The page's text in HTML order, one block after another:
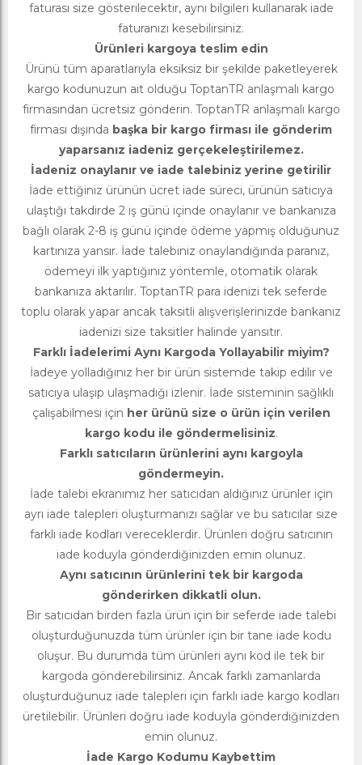
faturası size gösterilecektir, aynı bilgileri kullanarak iade
faturanızı kesebilirsiniz.
Ürünleri kargoya teslim edin
Ürünü tüm aparatlarıyla eksiksiz bir şekilde paketleyerek
kargo kodunuzun ait olduğu ToptanTR anlaşmalı kargo
firmasından ücretsiz gönderin. ToptanTR anlaşmalı kargo
firması dışında başka bir kargo firması ile gönderim
yaparsanız iadeniz gerçekeleştirilemez.
İadeniz onaylanır ve iade talebiniz yerine getirilir
İade ettiğiniz ürünün ücret iade süreci, ürünün satıcıya
ulaştığı takdirde 2 iş günü içinde onaylanır ve bankanıza
bağlı olarak 2-8 iş günü içinde ödeme yapmış olduğunuz
kartınıza yansır. İade talebiniz onaylandığında paranız,
ödemeyi ilk yaptığınız yöntemle, otomatik olarak
bankanıza aktarılır. ToptanTR para idenizi tek seferde
toplu olarak yapar ancak taksitli alışverişlerinizde bankanız
iadenizi size taksitler halinde yansıtır.
Farklı İadelerimi Aynı Kargoda Yollayabilir miyim?
İadeye yolladığınız her bir ürün sistemde takip edilir ve
satıcıya ulaşıp ulaşmadığı izlenir. İade sisteminin sağlıklı
çalışabilmesi için her ürünü size o ürün için verilen
kargo kodu ile göndermelisiniz.
Farklı satıcıların ürünlerini aynı kargoyla
göndermeyin.
İade talebi ekranımız her satıcıdan aldığınız ürünler için
ayrı iade talepleri oluşturmanızı sağlar ve bu satıcılar size
farklı iade kodları vereceklerdir. Ürünleri doğru satıcının
iade koduyla gönderdiğinizden emin olunuz.
Aynı satıcının ürünlerini tek bir kargoda
gönderirken dikkatli olun.
Bir satıcıdan birden fazla ürün için bir seferde iade talebi
oluşturduğunuzda tüm ürünler için bir tane iade kodu
oluşur. Bu durumda tüm ürünleri aynı kod ile tek bir
kargoda gönderebilirsiniz. Ancak farklı zamanlarda
oluşturduğunuz iade talepleri için farklı iade kargo kodları
üretilebilir. Ürünleri doğru iade koduyla gönderdiğinizden
emin olunuz.
İade Kargo Kodumu Kaybettim